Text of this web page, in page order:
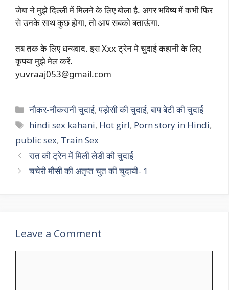
जेबा ने मुझे दिल्ली में मिलने के लिए बोला है. अगर भविष्य में कभी फिर
से उनके साथ कुछ होगा, तो आप सबको बताऊंगा.
तब तक के लिए धन्यवाद. इस Xxx ट्रेन मे चुदाई कहानी के लिए
कृपया मुझे मेल करें.
yuvraaj053@gmail.com
Categories
नौकर-नौकरानी चुदाई,पड़ोसी की चुदाई,बाप बेटी की चुदाई
Tags
hindi sex kahani, Hot girl, Porn story in Hindi,
public sex, Train Sex
रात की ट्रेन में मिली लेडी की चुदाई
चचेरी मौसी की अतृप्त चुत की चुदायी- 1
Leave a Comment